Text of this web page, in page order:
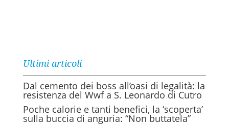
Ultimi articoli
Dal cemento dei boss all’oasi di legalità: la
resistenza del Wwf a S. Leonardo di Cutro
Poche calorie e tanti benefici, la ‘scoperta’
sulla buccia di anguria: “Non buttatela”